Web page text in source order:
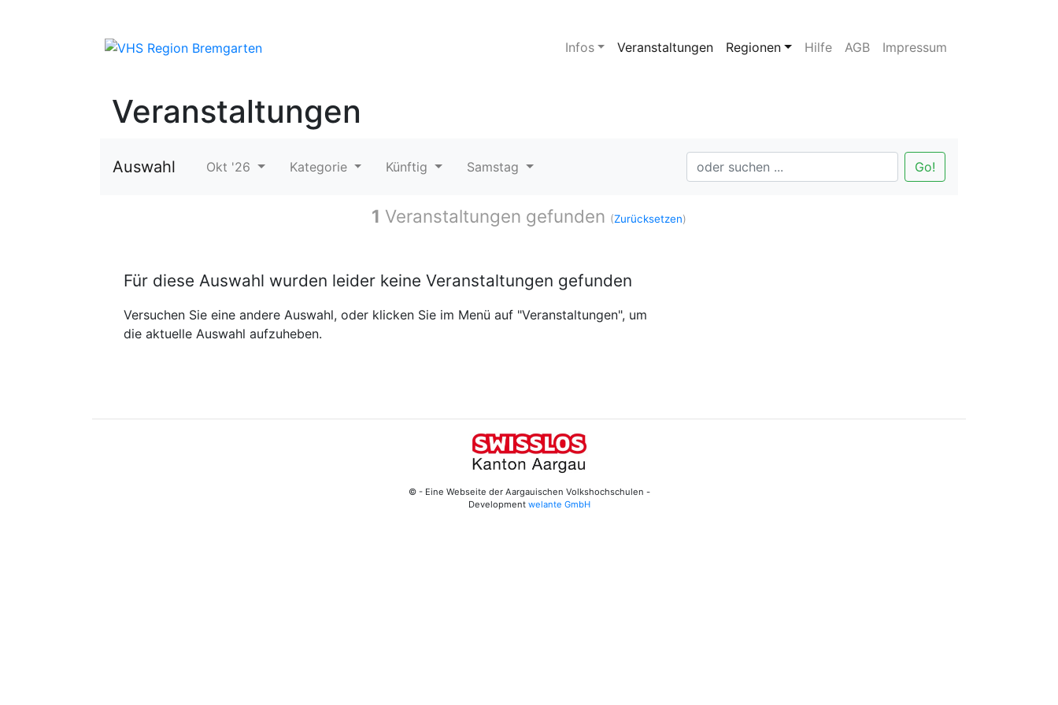
Infos Veranstaltungen Regionen Hilfe AGB Impressum
Veranstaltungen
Auswahl Okt '26 Kategorie Künftig Samstag Go!
1 Veranstaltungen gefunden (Zurücksetzen)
Für diese Auswahl wurden leider keine Veranstaltungen gefunden
Versuchen Sie eine andere Auswahl, oder klicken Sie im Menü auf "Veranstaltungen", um
die aktuelle Auswahl aufzuheben.
© - Eine Webseite der Aargauischen Volkshochschulen -
Development welante GmbH